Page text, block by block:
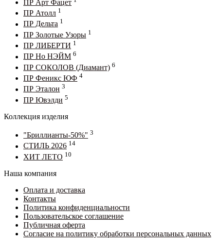
ПР Арт Фацет
ПР Атолл 1
ПР Дельта 1
ПР Золотые Узоры 1
ПР ЛИБЕРТИ 1
ПР Но НЭЙМ 6
ПР СОКОЛОВ (Диамант) 6
ПР Феникс ЮФ 4
ПР Эталон 3
ПР Ювэлди 5
Коллекция изделия
"Бриллианты-50%" 3
СТИЛЬ 2026 14
ХИТ ЛЕТО 10
Наша компания
Оплата и доставка
Контакты
Политика конфиденциальности
Пользовательское соглашение
Публичная оферта
Согласие на политику обработки персональных данных